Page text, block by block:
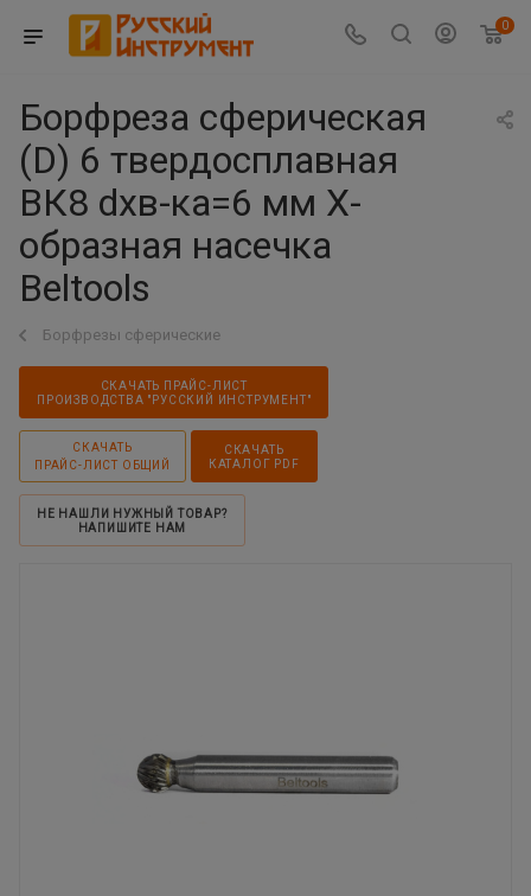
0
Борфреза сферическая
(D) 6 твердосплавная
ВК8 dхв-ка=6 мм Х-
образная насечка
Beltools
Борфрезы сферические
СКАЧАТЬ ПРАЙС-ЛИСТ
ПРОИЗВОДСТВА "РУССКИЙ ИНСТРУМЕНТ"
СКАЧАТЬ
ПРАЙС-ЛИСТ ОБЩИЙ
СКАЧАТЬ
КАТАЛОГ PDF
НЕ НАШЛИ НУЖНЫЙ ТОВАР?
НАПИШИТЕ НАМ